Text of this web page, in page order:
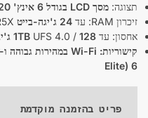
תצוגה: מסך LCD בגודל 6 אינץ' 1920×1080 144 הרץ
זיכרון RAM: עד
24 ג'יגה-בייט
אחסון: עד
1TB UFS 4.0 / 128 ג'יגה-בייט UFS 3.1
קישוריות: Wi-Fi במהירות גבוהה ו-Bluetooth
Elite) 6
פריט בהזמנה מוקדמת